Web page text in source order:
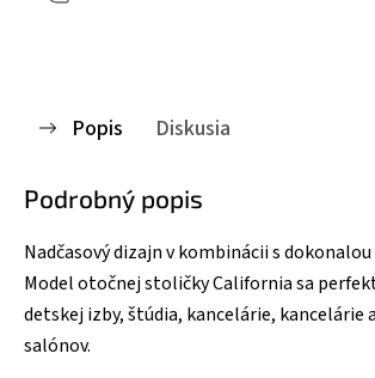
Popis Diskusia
Podrobný popis
Nadčasový dizajn v kombinácii s
Model otočnej stoličky California sa
detskej izby, štúdia, kancelárie, kancelárie
salónov.